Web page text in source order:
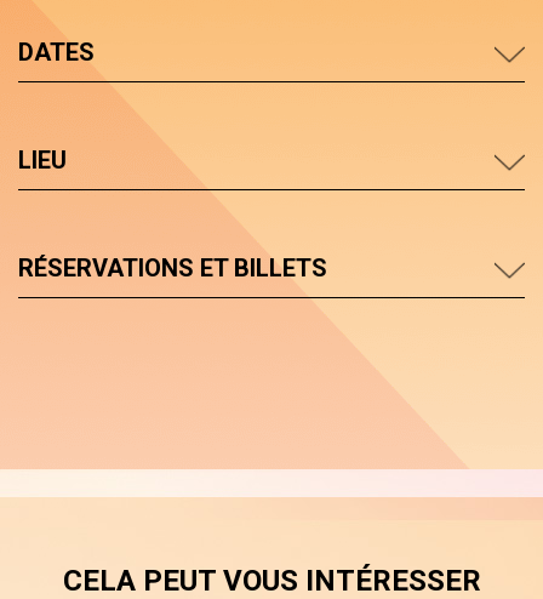
DATES
LIEU
RÉSERVATIONS ET BILLETS
CELA PEUT VOUS INTÉRESSER